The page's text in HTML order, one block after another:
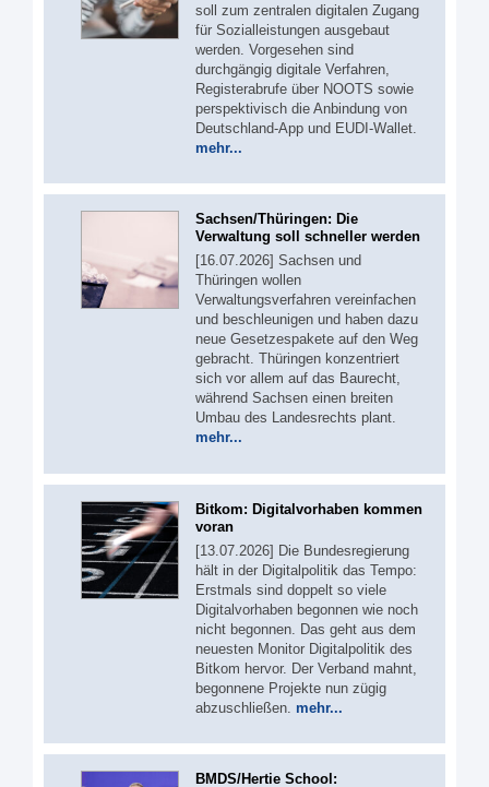
soll zum zentralen digitalen Zugang
für Sozialleistungen ausgebaut
werden. Vorgesehen sind
durchgängig digitale Verfahren,
Registerabrufe über NOOTS sowie
perspektivisch die Anbindung von
Deutschland-App und EUDI-Wallet.
mehr...
Sachsen/Thüringen: Die
Verwaltung soll schneller werden
[16.07.2026] Sachsen und
Thüringen wollen
Verwaltungsverfahren vereinfachen
und beschleunigen und haben dazu
neue Gesetzespakete auf den Weg
gebracht. Thüringen konzentriert
sich vor allem auf das Baurecht,
während Sachsen einen breiten
Umbau des Landesrechts plant.
mehr...
Bitkom: Digitalvorhaben kommen
voran
[13.07.2026] Die Bundesregierung
hält in der Digitalpolitik das Tempo:
Erstmals sind doppelt so viele
Digitalvorhaben begonnen wie noch
nicht begonnen. Das geht aus dem
neuesten Monitor Digitalpolitik des
Bitkom hervor. Der Verband mahnt,
begonnene Projekte nun zügig
abzuschließen. mehr...
BMDS/Hertie School: